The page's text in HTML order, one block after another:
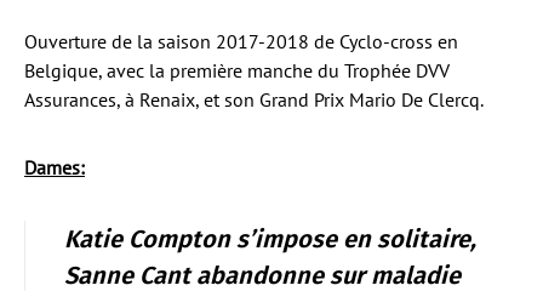
Ouverture de la saison 2017-2018 de Cyclo-cross en
Belgique, avec la première manche du Trophée DVV
Assurances, à Renaix, et son Grand Prix Mario De Clercq.
Dames:
Katie Compton s’impose en solitaire,
Sanne Cant abandonne sur maladie